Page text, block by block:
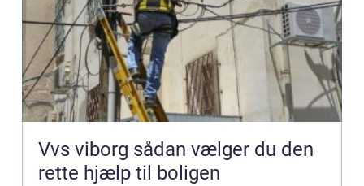
Vvs viborg sådan vælger du den
rette hjælp til boligen